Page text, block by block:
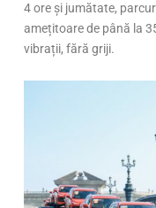
4 ore și jumătate,
amețitoare de până la
vibrații, fără griji.